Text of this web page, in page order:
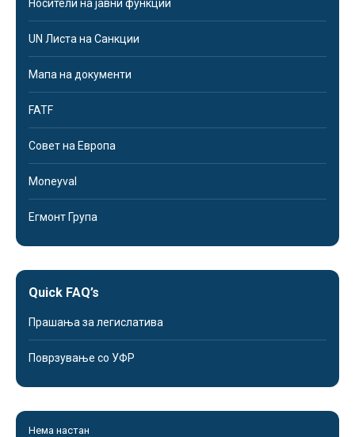
Носители на јавни функции
UN Листа на Санкции
Мапа на документи
FATF
Совет на Европа
Moneyval
Егмонт Група
Quick FAQ’s
Прашања за легислатива
Поврзување со УФР
Нема настан